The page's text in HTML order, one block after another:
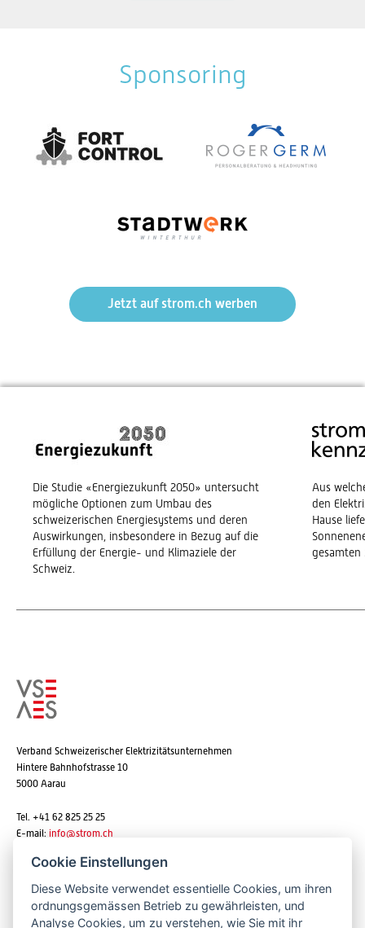
Sponsoring
Jetzt auf strom.ch werben
Die Studie «Energiezukunft 2050» untersucht
mögliche Optionen zum Umbau des
schweizerischen Energiesystems und deren
Auswirkungen, insbesondere in Bezug auf die
Erfüllung der Energie- und Klimaziele der
Schweiz.
Aus
den
Hause
gesamten
Verband Schweizerischer Elektrizitätsunternehmen
Hintere Bahnhofstrasse 10
5000 Aarau
Tel. +41 62 825 25 25
E-mail: info@strom.ch
Newsletter abonnieren
Cookie Einstellungen
Diese Website verwendet essentielle Cookies, um ihren
ordnungsgemässen Betrieb zu gewährleisten, und
Analyse Cookies, um zu verstehen, wie Sie mit ihr